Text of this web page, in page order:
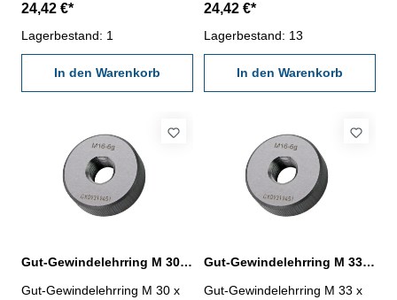
Nennmaß: M 3 x 0,5
24,42 €*
Lagerbestand: 1
In den Warenkorb
Nennmaß: M 3,5 x 0,6
24,42 €*
Lagerbestand: 13
In den Warenkorb
Gut-Gewindelehrring M 30 x 3,5 - 6g DIN 13
Gut-Gewindelehrring M 30 x
Gut-Gewindelehrring M 33 x 3,5 - 6g DIN 13
Gut-Gewindelehrring M 33 x